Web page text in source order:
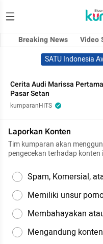
Breaking News Video
SATU Indonesia
Cerita Audi Marissa
Pasar Setan
kumparanHITS
Laporkan Konten
Tim kumparan akan
pengecekan terhadap konten
Spam, Komersial,
Memiliki unsur
Membahayakan
Mengandung